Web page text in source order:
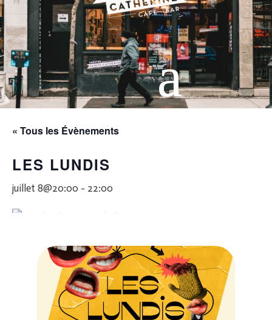
« Tous les Évènements
LES LUNDIS
juillet 8@20:00 - 22:00